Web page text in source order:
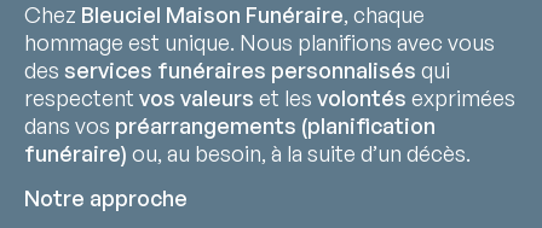
Chez Bleuciel Maison Funéraire, chaque
hommage est unique. Nous planifions avec vous
des services funéraires personnalisés qui
respectent vos valeurs et les volontés exprimées
dans vos préarrangements (planification
funéraire) ou, au besoin, à la suite d’un décès.
Notre approche